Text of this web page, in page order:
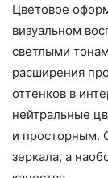
Цветовое
визуальном
светлыми
расширения
оттенков в
нейтральные
и просторным.
зеркала, а